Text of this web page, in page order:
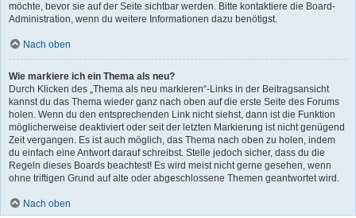
möchte, bevor sie auf der Seite sichtbar werden. Bitte kontaktiere die Board-
Administration, wenn du weitere Informationen dazu benötigst.
Nach oben
Wie markiere ich ein Thema als neu?
Durch Klicken des „Thema als neu markieren“-Links in der Beitragsansicht
kannst du das Thema wieder ganz nach oben auf die erste Seite des Forums
holen. Wenn du den entsprechenden Link nicht siehst, dann ist die Funktion
möglicherweise deaktiviert oder seit der letzten Markierung ist nicht genügend
Zeit vergangen. Es ist auch möglich, das Thema nach oben zu holen, indem
du einfach eine Antwort darauf schreibst. Stelle jedoch sicher, dass du die
Regeln dieses Boards beachtest! Es wird meist nicht gerne gesehen, wenn
ohne triftigen Grund auf alte oder abgeschlossene Themen geantwortet wird.
Nach oben